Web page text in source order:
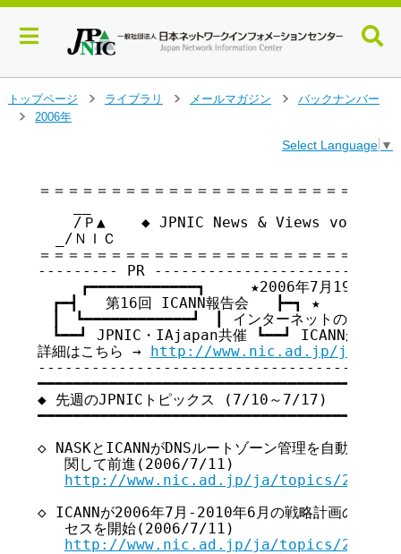
トップページ
ライブラリ
メールマガジン
バックナンバー
2006年
Select Language ▼
＝＝＝＝＝＝＝＝＝＝＝＝＝＝＝＝＝＝＝＝＝＝＝＝
/Ｐ▲    ◆ JPNIC News & Views vol.369【
  _/ＮＩＣ
＝＝＝＝＝＝＝＝＝＝＝＝＝＝＝＝＝＝＝＝＝＝＝＝
--------- PR
┏━━━━━━━━━━━━┓     ★2006年7月19日(水)
┏━┫   第16回 ICANN報告会   ┣━┓ ★   東京・
┃　┗━━━━━━━━━━━━┛　┃ インターネットの今を知
┗━━┛ JPNIC・IAjapan共催 ┗━━┛ ICANNから！
詳細はこちら → http://www.nic.ad.jp/ja/
━━━━━━━━━━━━━━━━━━━━━━━━━━━━━━━━━━━
◆ 先週のJPNICトピックス (7/10～7/17)
━━━━━━━━━━━━━━━━━━━━━━━━━━━━━━━━━━━
◇ NASKとICANNがDNSルートゾーン管理を自動化する
   関して前進(2006/7/11)
http://www.nic.ad.jp/ja/topics/2006/
◇ ICANNが2006年7月-2010年6月の戦略計画のための
   セスを開始(2006/7/11)
http://www.nic.ad.jp/ja/topics/2006/